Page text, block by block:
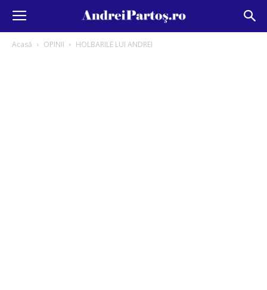
Acasă OPINII HOLBARILE LUI ANDREI